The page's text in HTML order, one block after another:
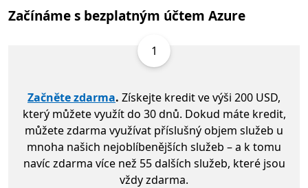
Začínáme s bezplatným účtem Azure
1
Začněte zdarma. Získejte kredit ve výši 200 USD,
který můžete využít do 30 dnů. Dokud máte kredit,
můžete zdarma využívat příslušný objem služeb u
mnoha našich nejoblíbenějších služeb – a k tomu
navíc zdarma více než 55 dalších služeb, které jsou
vždy zdarma.